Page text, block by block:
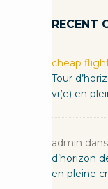
RECENT
cheap
Tour
vi(e) en
admin dans
d’horizon
en pleine